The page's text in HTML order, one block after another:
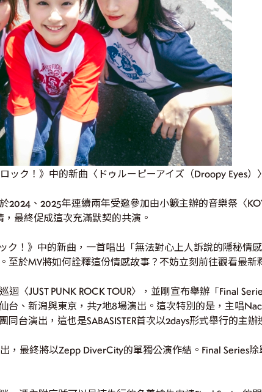
ック！》中的新曲〈ドゥルーピーアイズ（Droopy Eyes）
2024、2025年連續兩年受邀參加由小籔主辦的音樂祭〈
最終促成這次充滿默契的共演。
ク！》中的新曲，一首唱出「無法對心上人訴說的隱秘情
於MV將如何詮釋這份情感故事？不妨立刻前往觀看最新
迴〈JUST PUNK ROCK TOUR〉，並剛宣布舉辦「Final
台、新潟與東京，共7地8場演出。這次特別的是，主唱
演出，這也是SABASISTER首次以2days形式舉行的主辦
，最終將以Zepp DiverCity的單獨公演作結。Final Series